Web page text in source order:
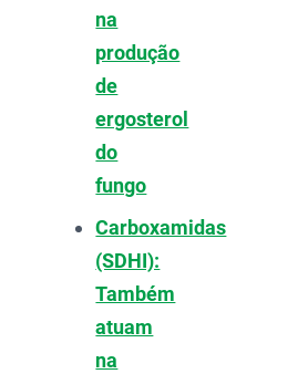
na
produção
de
ergosterol
do
fungo
Carboxamidas
(SDHI):
Também
atuam
na